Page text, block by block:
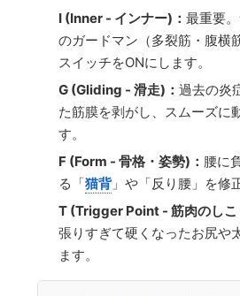
I (Inner - インナー)：最重要
のガードマン（多裂筋・腹横
スイッチをONにします。
G (Gliding - 滑走)：過去の炎
た筋膜を剥がし、スムーズに
す。
F (Form - 骨格・姿勢)： 腰に
る「猫背」や「反り腰」を修
T (Trigger Point - 筋肉のし
張りすぎて硬くなったお尻や
ます。